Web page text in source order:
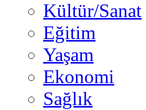
Kültür/Sanat
Eğitim
Yaşam
Ekonomi
Sağlık